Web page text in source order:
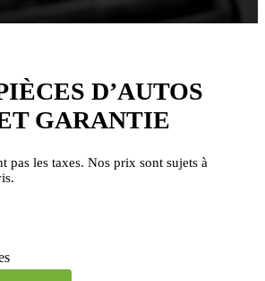
D’AUTOS
GARANTIE
pas les taxes. Nos prix sont sujets à